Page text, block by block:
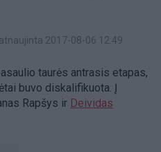
2017-08-06 12:49
taurės antrasis etapas,
buvo diskalifikuota. Į
Rapšys ir Deividas